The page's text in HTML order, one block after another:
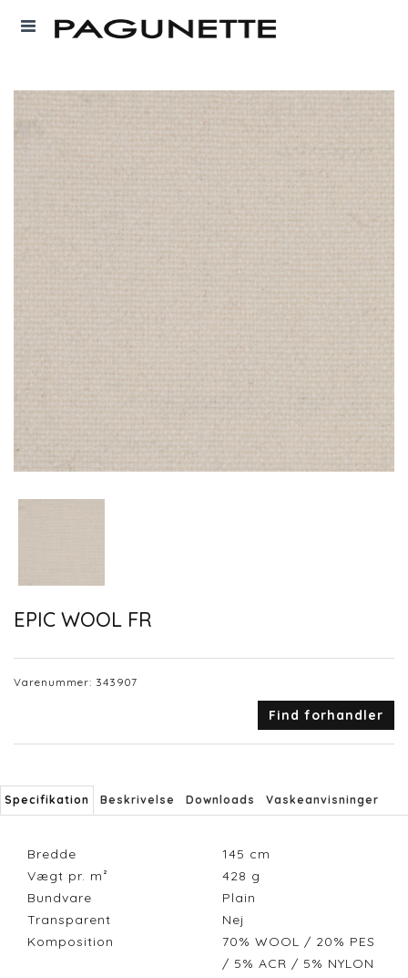
EPIC WOOL FR
Varenummer: 343907
Find forhandler
Specifikation Beskrivelse Downloads Vaskeanvisninger
Bredde 145 cm
Vægt pr. m²
428 g
Bundvare
Plain
Transparent
Nej
Komposition
70% WOOL / 20% PES
/ 5% ACR / 5% NYLON